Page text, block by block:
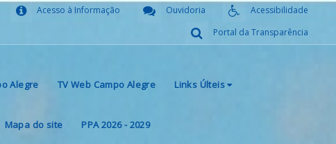
Acessibilidade
Ouvidoria
Acesso à Informação
Portal da Transparência
Alegre TV Web Campo Alegre Links Últeis
Mapa do site PPA 2026 - 2029